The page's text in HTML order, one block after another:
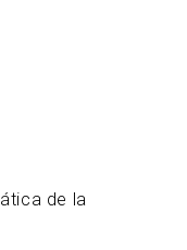
de la